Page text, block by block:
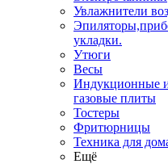
Увлажнители
укладки.
Утюги
Весы
Индукционные
газовые плиты
Тостеры
Фритюрницы
Техника для
Ещё